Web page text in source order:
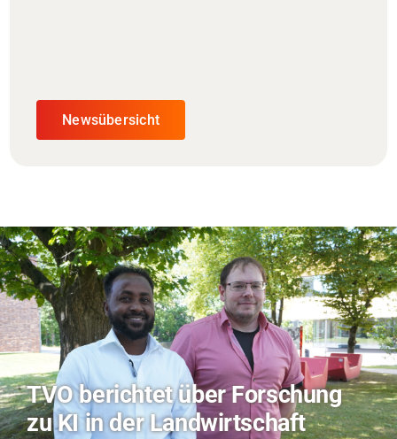
Newsübersicht
Hitze-Aktionstag: Hochschule
Coburg im Radio Bamberg